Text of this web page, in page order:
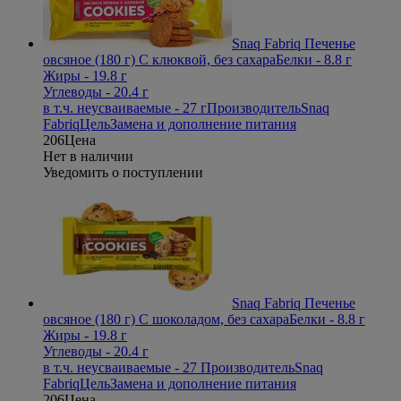
Snaq Fabriq Печенье
овсяное (180 г) С клюквой, без сахараБелки - 8.8 г
Жиры - 19.8 г
Углеводы - 20.4 г
в т.ч. неусваиваемые - 27 гПроизводительSnaq
FabriqЦельЗамена и дополнение питания
206Цена
Нет в наличии
Уведомить о поступлении
Snaq Fabriq Печенье
овсяное (180 г) С шоколадом, без сахараБелки - 8.8 г
Жиры - 19.8 г
Углеводы - 20.4 г
в т.ч. неусваиваемые - 27 ПроизводительSnaq
FabriqЦельЗамена и дополнение питания